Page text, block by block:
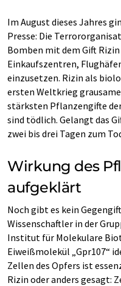
Im August dieses Jahres
Presse: Die
Bomben mit dem Gift
Einkaufszentren,
einzusetzen. Rizin als
ersten Weltkrieg
stärksten Pflanzengifte
sind tödlich. Gelangt das
zwei bis drei Tagen zum
Wirkung des
aufgeklärt
Noch gibt es kein
Wissenschaftler in der
Institut für Molekulare
Eiweißmolekül „Gpr107“
Zellen des Opfers ist
Rizin oder anders gesagt: